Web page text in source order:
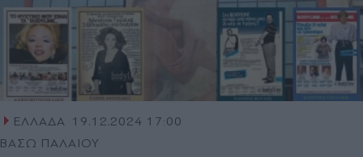
ΕΛΛΑΔΑ 19.12.2024 17:00
ΒΑΣΩ ΠΑΛΑΙΟΥ